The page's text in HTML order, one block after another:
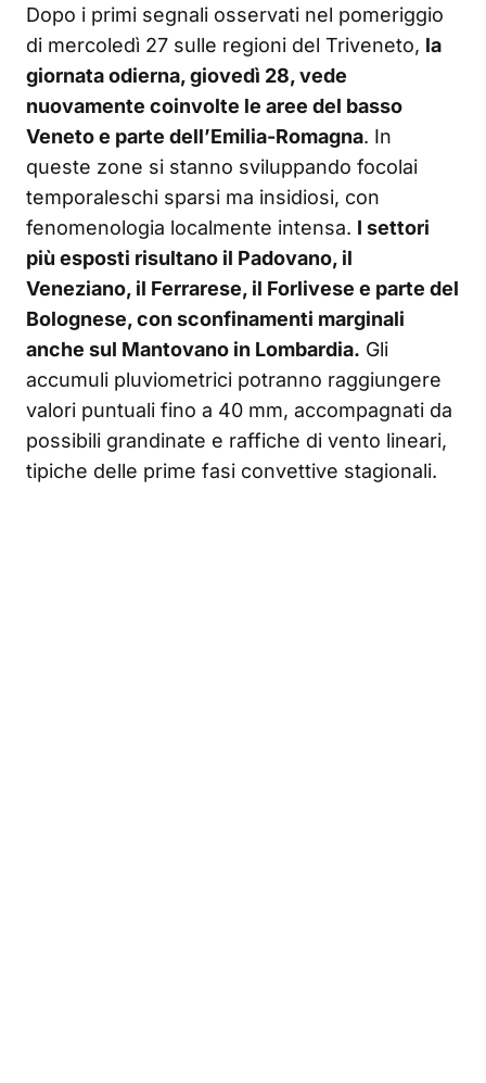
Dopo i primi segnali osservati nel pomeriggio
di mercoledì 27 sulle regioni del Triveneto, la
giornata odierna, giovedì 28, vede
nuovamente coinvolte le aree del basso
Veneto e parte dell’Emilia-Romagna. In
queste zone si stanno sviluppando focolai
temporaleschi sparsi ma insidiosi, con
fenomenologia localmente intensa. I settori
più esposti risultano il Padovano, il
Veneziano, il Ferrarese, il Forlivese e parte del
Bolognese, con sconfinamenti marginali
anche sul Mantovano in Lombardia. Gli
accumuli pluviometrici potranno raggiungere
valori puntuali fino a 40 mm, accompagnati da
possibili grandinate e raffiche di vento lineari,
tipiche delle prime fasi convettive stagionali.